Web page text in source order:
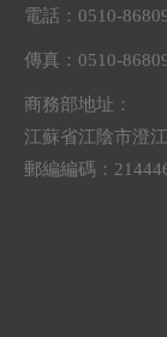
電話：0510-
傳真：0510-
商務部地址：
江蘇省江陰市澄
郵編編碼：